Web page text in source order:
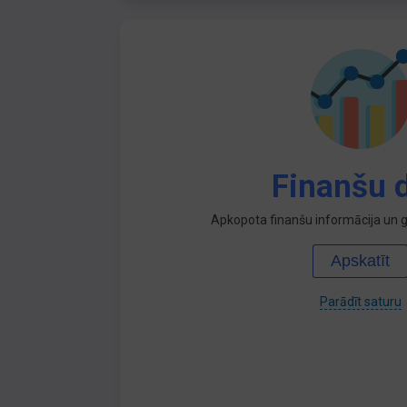
Finanšu
Apkopota finanšu informācija un
Apskatīt
Parādīt saturu